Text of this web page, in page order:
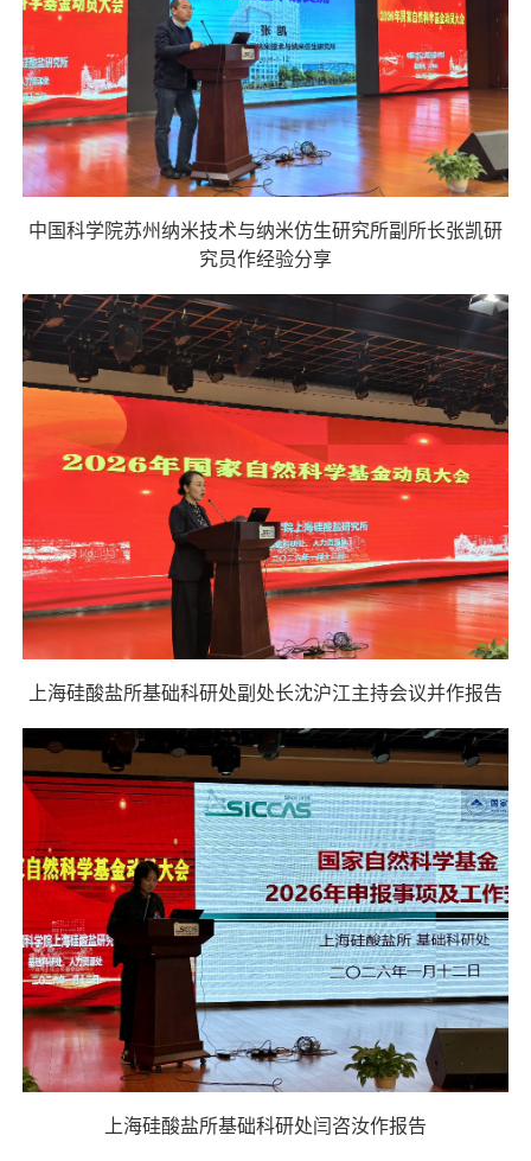
中国科学院苏州纳米技术与纳米仿生研究所副所长张凯研
究员作经验分享
上海硅酸盐所基础科研处副处长沈沪江主持会议并作报告
上海硅酸盐所基础科研处闫咨汝作报告